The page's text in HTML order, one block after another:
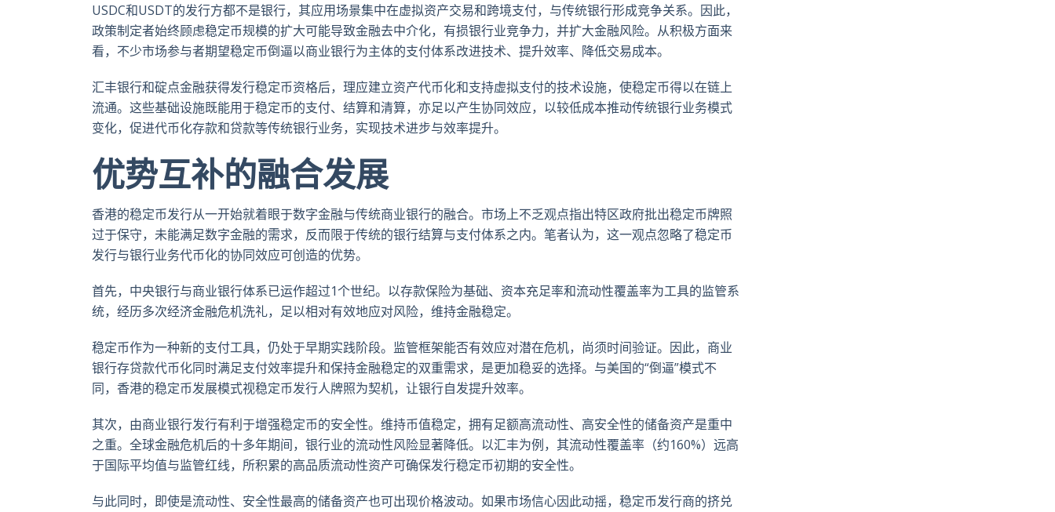
USDC和USDT的发行方都不是银行，其应用场景集中在虚拟资产交易和跨境支付，与传统银行形成竞争关系。因此，
政策制定者始终顾虑稳定币规模的扩大可能导致金融去中介化，有损银行业竞争力，并扩大金融风险。从积极方面来
看，不少市场参与者期望稳定币倒逼以商业银行为主体的支付体系改进技术、提升效率、降低交易成本。
汇丰银行和碇点金融获得发行稳定币资格后，理应建立资产代币化和支持虚拟支付的技术设施，使稳定币得以在链上
流通。这些基础设施既能用于稳定币的支付、结算和清算，亦足以产生协同效应，以较低成本推动传统银行业务模式
变化，促进代币化存款和贷款等传统银行业务，实现技术进步与效率提升。
优势互补的融合发展
香港的稳定币发行从一开始就着眼于数字金融与传统商业银行的融合。市场上不乏观点指出特区政府批出稳定币牌照
过于保守，未能满足数字金融的需求，反而限于传统的银行结算与支付体系之内。笔者认为，这一观点忽略了稳定币
发行与银行业务代币化的协同效应可创造的优势。
首先，中央银行与商业银行体系已运作超过1个世纪。以存款保险为基础、资本充足率和流动性覆盖率为工具的监管系
统，经历多次经济金融危机洗礼，足以相对有效地应对风险，维持金融稳定。
稳定币作为一种新的支付工具，仍处于早期实践阶段。监管框架能否有效应对潜在危机，尚须时间验证。因此，商业
银行存贷款代币化同时满足支付效率提升和保持金融稳定的双重需求，是更加稳妥的选择。与美国的“倒逼”模式不
同，香港的稳定币发展模式视稳定币发行人牌照为契机，让银行自发提升效率。
其次，由商业银行发行有利于增强稳定币的安全性。维持币值稳定，拥有足额高流动性、高安全性的储备资产是重中
之重。全球金融危机后的十多年期间，银行业的流动性风险显著降低。以汇丰为例，其流动性覆盖率（约160%）远高
于国际平均值与监管红线，所积累的高品质流动性资产可确保发行稳定币初期的安全性。
与此同时，即使是流动性、安全性最高的储备资产也可出现价格波动。如果市场信心因此动摇，稳定币发行商的挤兑